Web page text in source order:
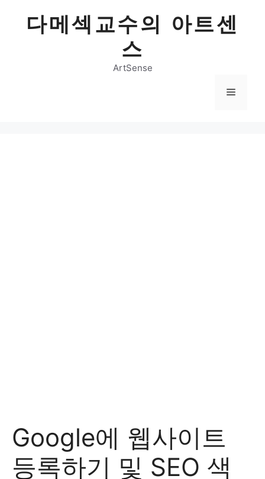
다메섹교수의 아트센
스
ArtSense
Menu
Google에 웹사이트
등록하기 및 SEO 색